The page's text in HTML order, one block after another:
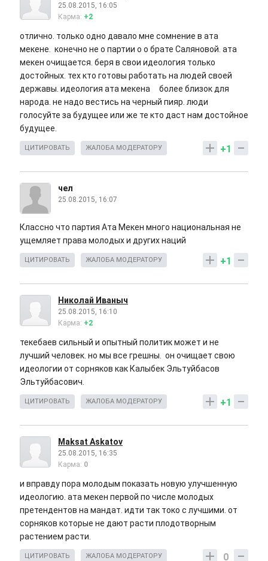
25.08.2015, 16:05
Карма: +2
отлично. только одно давало мне сомнение в ата
мекене. конечно не о партии о о брате Саляновой. ата
мекен очищается. беря в свои идеология только
достойных. тех кто готовы работать на людей своей
державы. идеология ата мекена более близок для
народа. не надо вестись на черный пияр. люди
голосуйте за будущее или же те кто даст нам достойное
будущее.
+1
ЦИТИРОВАТЬ ЖАЛОБА МОДЕРАТОРУ
чел
25.08.2015, 16:07
Классно что партия Ата Мекен много национальная не
ущемляет права молодых и других наций
+1
ЦИТИРОВАТЬ ЖАЛОБА МОДЕРАТОРУ
Николай Иваныч
25.08.2015, 16:10
Карма: +2
текебаев сильный и опытный политик может и не
лучший человек. но мы все грешны. он очищает свою
идеологии от сорняков как Калыбек Эльтуйбасов
Эльтуйбасович.
+1
ЦИТИРОВАТЬ ЖАЛОБА МОДЕРАТОРУ
Maksat Askatov
25.08.2015, 16:35
Карма: 0
и вправду пора молодым показать новую улучшенную
идеологию. ата мекен первой по числе молодых
претендентов на мандат. идти так токо с лучшими. от
сорняков которые не дают расти плодотворным
растением расти.
0
ЦИТИРОВАТЬ ЖАЛОБА МОДЕРАТОРУ